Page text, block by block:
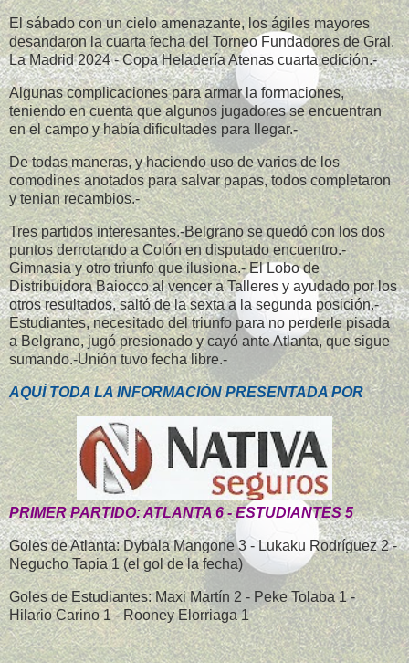
El sábado con un cielo amenazante, los ágiles mayores
desandaron la cuarta fecha del Torneo Fundadores de Gral.
La Madrid 2024 - Copa Heladería Atenas cuarta edición.-
Algunas complicaciones para armar la formaciones,
teniendo en cuenta que algunos jugadores se encuentran
en el campo y había dificultades para llegar.-
De todas maneras, y haciendo uso de varios de los
comodines anotados para salvar papas, todos completaron
y tenian recambios.-
Tres partidos interesantes.-Belgrano se quedó con los dos
puntos derrotando a Colón en disputado encuentro.-
Gimnasia y otro triunfo que ilusiona.- El Lobo de
Distribuidora Baiocco al vencer a Talleres y ayudado por los
otros resultados, saltó de la sexta a la segunda posición.-
Estudiantes, necesitado del triunfo para no perderle pisada
a Belgrano, jugó presionado y cayó ante Atlanta, que sigue
sumando.-Unión tuvo fecha libre.-
AQUÍ TODA LA INFORMACIÓN PRESENTADA POR
PRIMER PARTIDO: ATLANTA 6 - ESTUDIANTES 5
Goles de Atlanta: Dybala Mangone 3 - Lukaku Rodríguez 2 -
Negucho Tapia 1 (el gol de la fecha)
Goles de Estudiantes: Maxi Martín 2 - Peke Tolaba 1 -
Hilario Carino 1 - Rooney Elorriaga 1